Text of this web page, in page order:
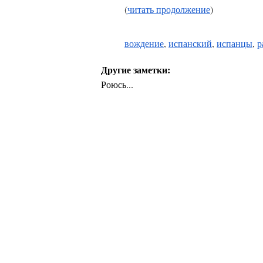
(читать продолжение)
вождение, испанский, испанцы,
Другие заметки:
Роюсь...